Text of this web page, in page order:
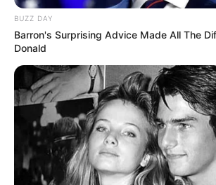
BUZZ DAY
Barron's Surprising Advice Made All The
Donald